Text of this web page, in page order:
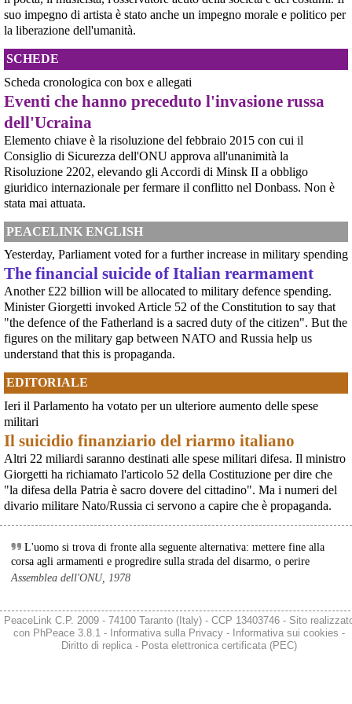
#IlFattoQuotidiano #Satira
#Moretti #MauroMoretti
@PapBariepv - 1/7/2022 10:03
#mauromoretti #strageviareggio contropiano.org/news/politica-
@articolo21 - 8/1/2021 23:15
ci ha lasciato attoniti”
#IlMondocheVorrei #JessicaElizabeth #MicheleMarioElia
#MarcoPiagentini # strageviareggio #FulvioAurora # mauromoretti
#LauraMara
@articolo21 - 8/1/2021 15:00
Strage ferroviaria di Viareggio, prescritti gli omicidi colposi, rinviato
in appello il disastro ferroviario
articolo21.org/2021/01/strage-
#strageviareggio #mauromoretti #PonteMorandi # thyssenkrupp
#cassazione # mobyprince #Rigopiano # Articoli #Interni
rapporto pubblicato oggi dall'ONU
Rapporto ONU documenta l'uso diffuso e brutale della violenza sessuale in
delle Nazioni Unite pubblicato martedì mette a nudo la brutalità e l'entità
della violenza sessuale legata al confl
[News] Accordo di cooperazione militare fra l'Italia e gli Emirati Arabi
Uniti. Ecco i nomi dei senatori che non hanno citato il genocidio del Sudan,
in cui sono coinvolti gli Emirati Arabi Uniti
E' stato approvato - prima con il voto della Camera e poi con quello del
Senato - l'accordo di cooperazione militare fra l'Italia e gli Emirati Arabi
Uniti, il cui coinvolgimento nel genocidio del Sudan è oggetto di indagine da
parte dell'ONU (vedere appendice).Ciò che emer
[News] Caccia di sesta generazione GCAP, c'è una finestra di opportunità per
fermarlo
Ecco le scadenze e i punti deboli del programma militare GCAPA pochi
Programme), il costosissimo caccia di sesta generazione promosso da
Italia, Regno Unito e Giappone, si apre una finestra di opportunità per il
movimento
[News] Armi nucleari ad Aviano, cosa ha deciso oggi il GIP
Il Giudice per le Indagini Preliminari del Tribunale di Pordenone ha deciso di
riservarsi sulla richiesta di opposizione all’archiviazione presentata da un
gruppo di cittadini e associazioni riguardo alla presenza di armi nucleari
statunitensi nella base USAF di Aviano. L’attesa decisi
[News] Parte in Finlandia la manifestazione contro il riarmo europeo
Helsinki, mobilitazione contro il riarmo europeo: “Welfare, not warfare”Anche
in Finlandia, oggi 14 giugno 2026, cittadini e organizzazioni pacifiste stanno
tutta Europa (Madrid, Bruxelles e altre città)
[News] Oggi in Spagna mobilitazione contro il riarmo, in questi minuti sta
per partire a Bruxelles la marcia pacifista europea di No Rearm Europe
Oggi in Spagna mobilitazione contro il riarmo e il militarismoSi è svolta
oggi, 14 giugno 2026, a Madrid la manifestazione indetta dall'Assemblea
Internazionalista di Madrid con il titolo "Contro il riarmo e la guerra
imperialista". I partecipanti si sono radunati in Plaza de Atoc
suo impegno di artista è stato anche un impegno morale e politico per
la liberazione dell'umanità.
SCHEDE
Scheda cronologica con box e allegati
Eventi che hanno preceduto l'invasione russa
dell'Ucraina
Elemento chiave è la risoluzione del febbraio 2015 con cui il
Consiglio di Sicurezza dell'ONU approva all'unanimità la
Risoluzione 2202, elevando gli Accordi di Minsk II a obbligo
giuridico internazionale per fermare il conflitto nel Donbass. Non è
stata mai attuata.
PEACELINK ENGLISH
Yesterday, Parliament voted for a further increase in military spending
The financial suicide of Italian rearmament
Another £22 billion will be allocated to military defence spending.
Minister Giorgetti invoked Article 52 of the Constitution to say that
"the defence of the Fatherland is a sacred duty of the citizen". But the
figures on the military gap between NATO and Russia help us
understand that this is propaganda.
EDITORIALE
Ieri il Parlamento ha votato per un ulteriore aumento delle spese
militari
Il suicidio finanziario del riarmo italiano
Altri 22 miliardi saranno destinati alle spese militari difesa. Il ministro
Giorgetti ha richiamato l'articolo 52 della Costituzione per dire che
"la difesa della Patria è sacro dovere del cittadino". Ma i numeri del
divario militare Nato/Russia ci servono a capire che è propaganda.
L'uomo si trova di fronte alla seguente alternativa: mettere fine alla
corsa agli armamenti e progredire sulla strada del disarmo, o perire
Assemblea dell'ONU, 1978
PeaceLink C.P. 2009 - 74100 Taranto (Italy) - CCP 13403746 - Sito
con PhPeace 3.8.1 - Informativa sulla Privacy- Informativa sui cookies -
Diritto di replica- Posta elettronica certificata (PEC)